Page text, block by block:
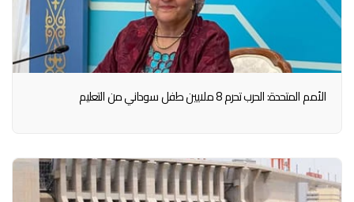
الأمم المتحدة: الحرب تحرم 8 ملايين طفل سوداني من التعليم